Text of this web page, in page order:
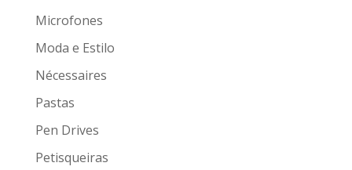
Microfones
Moda e Estilo
Nécessaires
Pastas
Pen Drives
Petisqueiras